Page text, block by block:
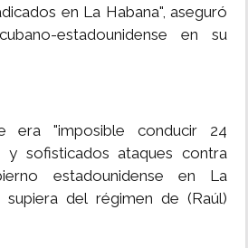
en La Habana", aseguró
estadounidense en su
era "imposible conducir 24
y sofisticados ataques contra
estadounidense en La
del régimen de (Raúl)